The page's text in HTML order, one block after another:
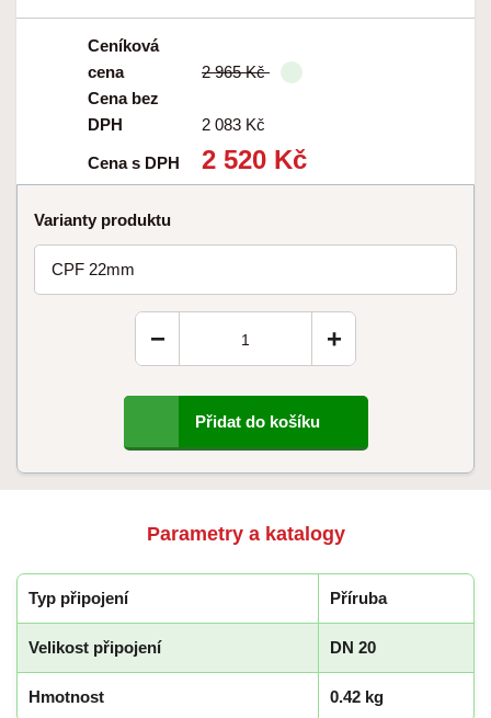
Ceníková
cena
2 965 Kč
Cena bez
DPH
2 083 Kč
Cena s DPH 2 520 Kč
Varianty produktu
CPF 22mm
+
−
Přidat do košíku
Parametry a katalogy
Typ připojení Příruba
Velikost připojení DN 20
Hmotnost 0.42 kg